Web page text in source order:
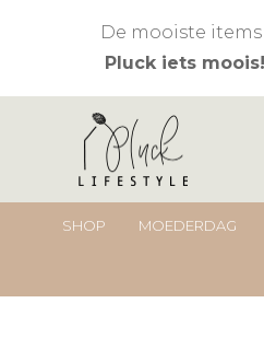
De mooiste
Pluck iets moois!
SHOP MOEDERDAG